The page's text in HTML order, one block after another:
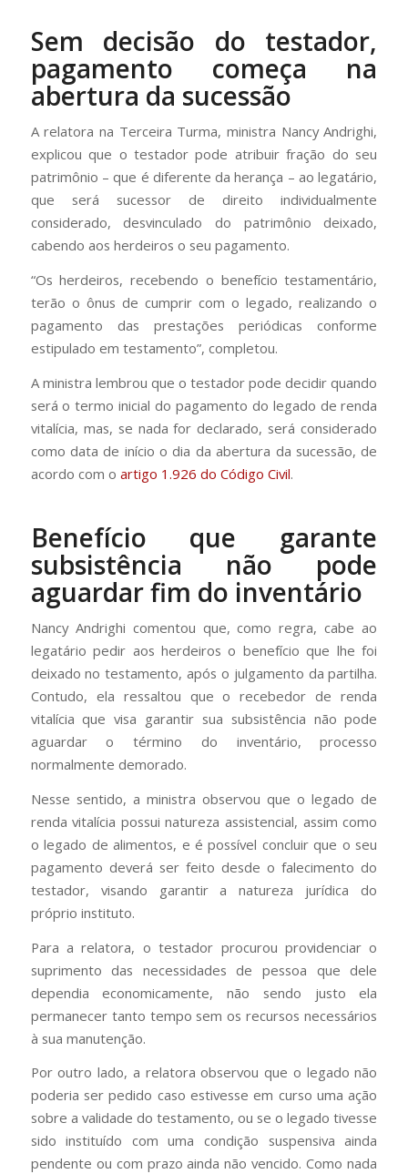
Sem decisão do testador,
pagamento começa na
abertura da sucessão
A relatora na Terceira Turma, ministra Nancy Andrighi,
explicou que o testador pode atribuir fração do seu
patrimônio – que é diferente da herança – ao legatário,
que será sucessor de direito individualmente
considerado, desvinculado do patrimônio deixado,
cabendo aos herdeiros o seu pagamento.
“Os herdeiros, recebendo o benefício testamentário,
terão o ônus de cumprir com o legado, realizando o
pagamento das prestações periódicas conforme
estipulado em testamento”, completou.
A ministra lembrou que o testador pode decidir quando
será o termo inicial do pagamento do legado de renda
vitalícia, mas, se nada for declarado, será considerado
como data de início o dia da abertura da sucessão, de
acordo com o artigo 1.926 do Código Civil.
Benefício que garante
subsistência não pode
aguardar fim do inventário
Nancy Andrighi comentou que, como regra, cabe ao
legatário pedir aos herdeiros o benefício que lhe foi
deixado no testamento, após o julgamento da partilha.
Contudo, ela ressaltou que o recebedor de renda
vitalícia que visa garantir sua subsistência não pode
aguardar o término do inventário, processo
normalmente demorado.
Nesse sentido, a ministra observou que o legado de
renda vitalícia possui natureza assistencial, assim como
o legado de alimentos, e é possível concluir que o seu
pagamento deverá ser feito desde o falecimento do
testador, visando garantir a natureza jurídica do
próprio instituto.
Para a relatora, o testador procurou providenciar o
suprimento das necessidades de pessoa que dele
dependia economicamente, não sendo justo ela
permanecer tanto tempo sem os recursos necessários
à sua manutenção.
Por outro lado, a relatora observou que o legado não
poderia ser pedido caso estivesse em curso uma ação
sobre a validade do testamento, ou se o legado tivesse
sido instituído com uma condição suspensiva ainda
pendente ou com prazo ainda não vencido. Como nada